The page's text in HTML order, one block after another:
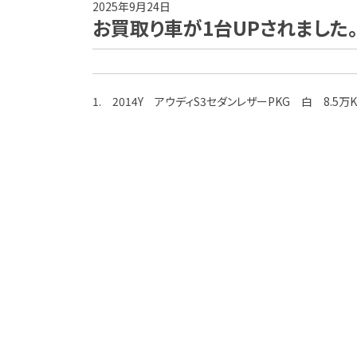
2025年9月24日
お買取り車が1台UPされました。
1. 2014Y アウディS3セダンレザーPKG 白 8.5万